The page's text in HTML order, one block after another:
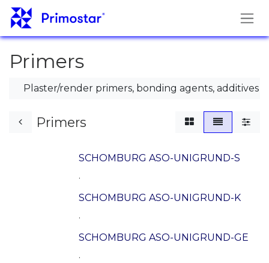
Hoppa till innehåll
Primers
Plaster/render primers, bonding agents, additives
Primers
SCHOMBURG ASO-UNIGRUND-S
.
SCHOMBURG ASO-UNIGRUND-K
.
SCHOMBURG ASO-UNIGRUND-GE
.